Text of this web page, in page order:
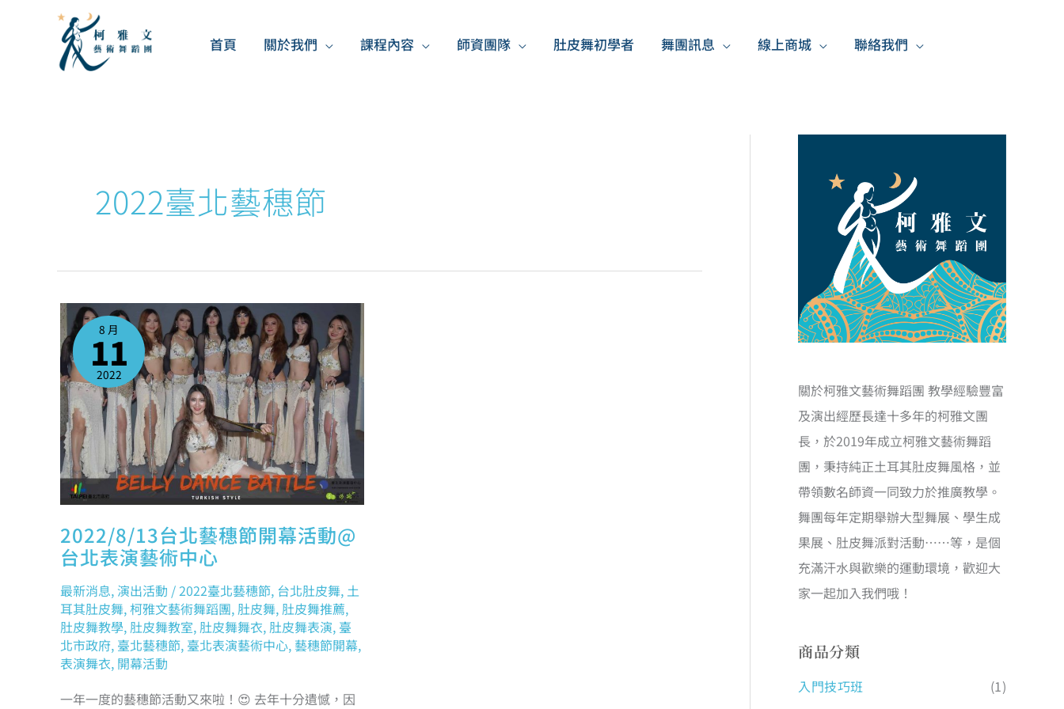
首頁 關於我們 課程內容 師資團隊 肚皮舞初學者 舞團訊息 線上商城 聯絡我們
2022臺北藝穗節
8 月
11
2022
2022/8/13台北藝穗節開幕活動@
台北表演藝術中心
最新消息, 演出活動 /2022臺北藝穗節, 台北肚皮舞, 土
耳其肚皮舞,柯雅文藝術舞蹈團, 肚皮舞, 肚皮舞推薦,
肚皮舞教學, 肚皮舞教室, 肚皮舞舞衣, 肚皮舞表演, 臺
北市政府, 臺北藝穗節, 臺北表演藝術中心, 藝穗節開幕,
表演舞衣, 開幕活動
一年一度的藝穗節活動又來啦！😍 去年十分遺憾，因
2022/8/13
台
北
穗
開
幕
活
動
台
北
表
演
藝
心
關於柯雅文藝術舞蹈團 教學經驗豐富
及演出經歷長達十多年的柯雅文團
長，於2019年成立柯雅文藝術舞蹈
團，秉持純正土耳其肚皮舞風格，並
帶領數名師資一同致力於推廣教學。
舞團每年定期舉辦大型舞展、學生成
果展、肚皮舞派對活動……等，是個
充滿汗水與歡樂的運動環境，歡迎大
家一起加入我們哦！
商品分類
入門技巧班
(1)